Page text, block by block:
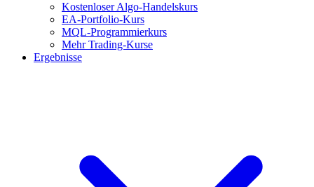
Kostenloser Algo-Handelskurs
EA-Portfolio-Kurs
MQL-Programmierkurs
Mehr Trading-Kurse
Ergebnisse